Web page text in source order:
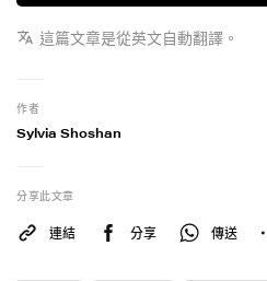
今被重新定義成酷女孩日常
看書，或專程走進咖啡店只為
這篇文章是從英文自動翻譯。
作者
Sylvia Shoshan
分享此文章
連結 分享 傳送